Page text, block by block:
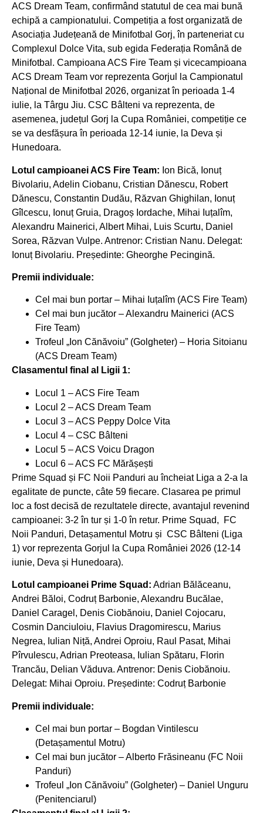
ACS Dream Team, confirmând statutul de cea mai bună
echipă a campionatului. Competiția a fost organizată de
Asociația Județeană de Minifotbal Gorj, în parteneriat cu
Complexul Dolce Vita, sub egida Federația Română de
Minifotbal. Campioana ACS Fire Team și vicecampioana
ACS Dream Team vor reprezenta Gorjul la Campionatul
Național de Minifotbal 2026, organizat în perioada 1-4
iulie, la Târgu Jiu. CSC Bâlteni va reprezenta, de
asemenea, județul Gorj la Cupa României, competiție ce
se va desfășura în perioada 12-14 iunie, la Deva și
Hunedoara.
Lotul campioanei ACS Fire Team: Ion Bică, Ionuț
Bivolariu, Adelin Ciobanu, Cristian Dănescu, Robert
Dănescu, Constantin Dudău, Răzvan Ghighilan, Ionuț
Gîlcescu, Ionuț Gruia, Dragoș Iordache, Mihai Iuțalîm,
Alexandru Mainerici, Albert Mihai, Luis Scurtu, Daniel
Sorea, Răzvan Vulpe. Antrenor: Cristian Nanu. Delegat:
Ionuț Bivolariu. Președinte: Gheorghe Pecingină.
Premii individuale:
Cel mai bun portar – Mihai Iuțalîm (ACS Fire Team)
Cel mai bun jucător – Alexandru Mainerici (ACS
Fire Team)
Trofeul „Ion Cănăvoiu” (Golgheter) – Horia Sitoianu
(ACS Dream Team)
Clasamentul final al Ligii 1:
Locul 1 – ACS Fire Team
Locul 2 – ACS Dream Team
Locul 3 – ACS Peppy Dolce Vita
Locul 4 – CSC Bâlteni
Locul 5 – ACS Voicu Dragon
Locul 6 – ACS FC Mărășești
Prime Squad și FC Noii Panduri au încheiat Liga a 2-a la
egalitate de puncte, câte 59 fiecare. Clasarea pe primul
loc a fost decisă de rezultatele directe, avantajul revenind
campioanei: 3-2 în tur și 1-0 în retur. Prime Squad, FC
Noii Panduri, Detașamentul Motru și CSC Bâlteni (Liga
1) vor reprezenta Gorjul la Cupa României 2026 (12-14
iunie, Deva și Hunedoara).
Lotul campioanei Prime Squad: Adrian Bălăceanu,
Andrei Băloi, Codruț Barbonie, Alexandru Bucălae,
Daniel Caragel, Denis Ciobănoiu, Daniel Cojocaru,
Cosmin Danciuloiu, Flavius Dragomirescu, Marius
Negrea, Iulian Niță, Andrei Oproiu, Raul Pasat, Mihai
Pîrvulescu, Adrian Preoteasa, Iulian Spătaru, Florin
Trancău, Delian Văduva. Antrenor: Denis Ciobănoiu.
Delegat: Mihai Oproiu. Președinte: Codruț Barbonie
Premii individuale:
Cel mai bun portar – Bogdan Vintilescu
(Detașamentul Motru)
Cel mai bun jucător – Alberto Frăsineanu (FC Noii
Panduri)
Trofeul „Ion Cănăvoiu” (Golgheter) – Daniel Unguru
(Penitenciarul)